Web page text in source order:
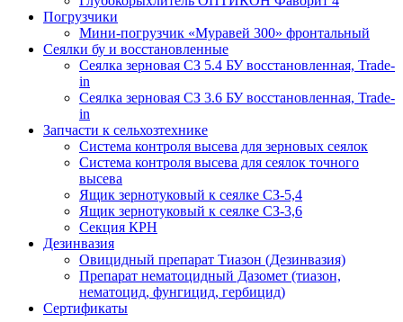
Погрузчики
Мини-погрузчик «Муравей 300» фронтальный
Сеялки бу и восстановленные
Сеялка зерновая СЗ 5.4 БУ восстановленная, Trade-
in
Сеялка зерновая СЗ 3.6 БУ восстановленная, Trade-
in
Запчасти к сельхозтехнике
Система контроля высева для зерновых сеялок
Система контроля высева для сеялок точного
высева
Ящик зернотуковый к сеялке СЗ-5,4
Ящик зернотуковый к сеялке СЗ-3,6
Секция КРН
Дезинвазия
Овицидный препарат Тиазон (Дезинвазия)
Препарат нематоцидный Дазомет (тиазон,
нематоцид, фунгицид, гербицид)
Сертификаты